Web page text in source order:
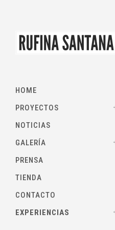
HOME
PROYECTOS
NOTICIAS
GALERÍA
PRENSA
TIENDA
CONTACTO
EXPERIENCIAS